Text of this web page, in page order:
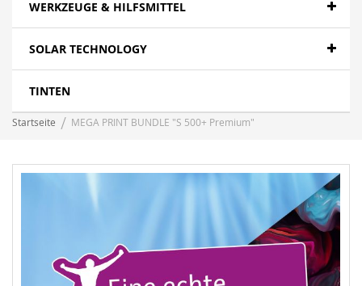
WERKZEUGE & HILFSMITTEL
SOLAR TECHNOLOGY
TINTEN
Startseite MEGA PRINT BUNDLE "S 500+ Premium"